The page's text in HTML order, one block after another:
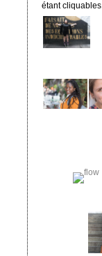
étant cliquables.